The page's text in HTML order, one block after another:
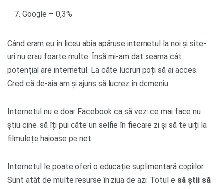
Google – 0,3%
Când eram eu în liceu abia apăruse internetul la noi și site-
uri nu erau foarte multe. Însă mi-am dat seama cât
potențial are internetul. La câte lucruri poți să ai acces.
Cred că de-aia am și ajuns să lucrez în domeniu.
Internetul nu e doar Facebook ca să vezi ce mai face nu
știu cine, să îți pui câte un selfie în fiecare zi și să te uiți la
filmulețe haioase pe net.
Internetul le poate oferi o educație suplimentară copiilor.
Sunt atât de multe resurse în ziua de azi. Totul e să știi să